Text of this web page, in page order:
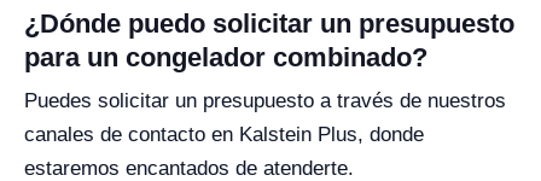
¿Dónde puedo solicitar un presupuesto
para un congelador combinado?
Puedes solicitar un presupuesto a través de nuestros
canales de contacto en Kalstein Plus, donde
estaremos encantados de atenderte.